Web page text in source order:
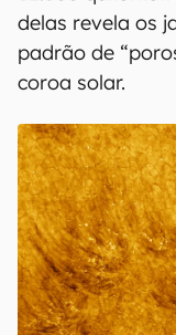
delas revela os
padrão de
coroa solar.